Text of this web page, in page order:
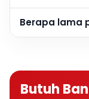
Berapa lama
Butuh